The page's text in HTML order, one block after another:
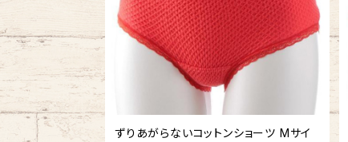
ずりあがらないコットンショーツ Mサイ